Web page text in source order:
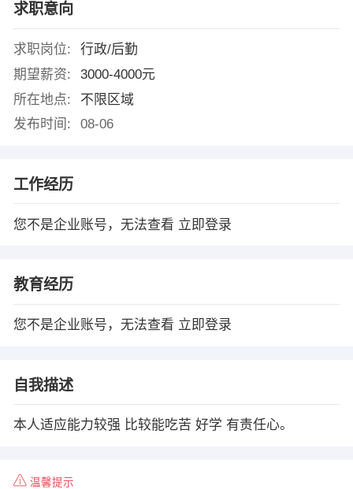
求职意向
求职岗位:
行政/后勤
期望薪资:
3000-4000元
所在地点:
不限区域
发布时间:
08-06
工作经历
您不是企业账号，无法查看 立即登录
教育经历
您不是企业账号，无法查看 立即登录
自我描述
本人适应能力较强 比较能吃苦 好学 有责任心。
温馨提示